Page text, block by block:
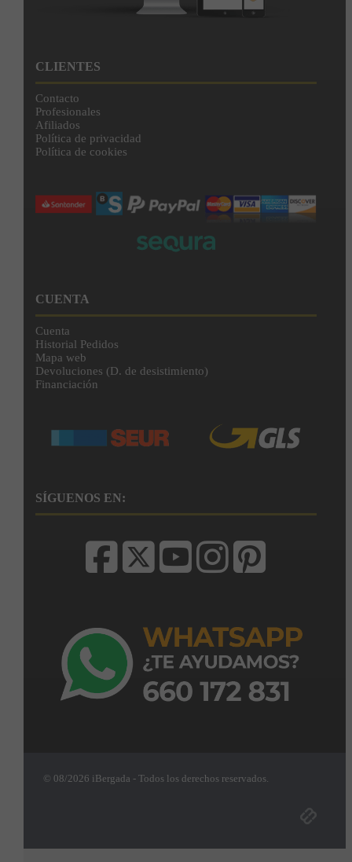
CLIENTES
Contacto
Profesionales
Afiliados
Política de privacidad
Política de cookies
CUENTA
Cuenta
Historial Pedidos
Mapa web
Devoluciones (D. de desistimiento)
Financiación
SÍGUENOS EN:
© 08/2026 iBergada - Todos los derechos reservados.